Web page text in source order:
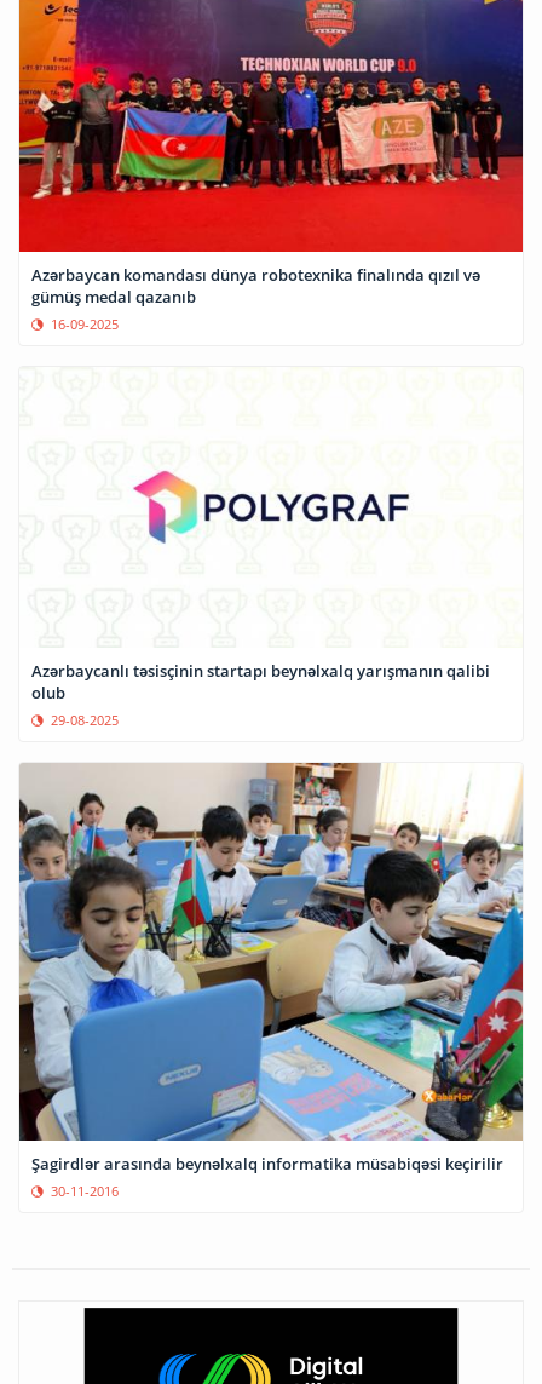
Azərbaycan komandası dünya robotexnika finalında qızıl və
gümüş medal qazanıb
16-09-2025
Azərbaycanlı təsisçinin startapı beynəlxalq yarışmanın qalibi
olub
29-08-2025
Şagirdlər arasında beynəlxalq informatika müsabiqəsi keçirilir
30-11-2016